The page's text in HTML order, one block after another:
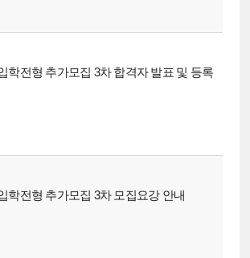
학전형 추가모집 3차 합격자 발표 및 등록
학전형 추가모집 3차 모집요강 안내